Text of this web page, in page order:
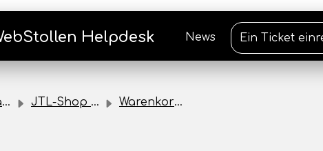
Helpdesk News Ein Ticket
JTL-Shop Plugins Warenkorb Rabatt